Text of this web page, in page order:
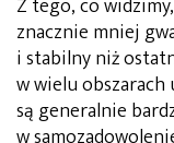
Z tego, co
znacznie mniej
i stabilny niż
w wielu obszarach
są generalnie